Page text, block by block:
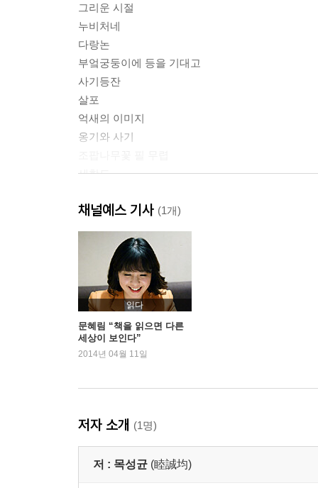
그리운 시절
누비처네
다랑논
부엌궁둥이에 등을 기대고
사기등잔
살포
억새의 이미지
옹기와 사기
세한도
제2부 혼효림
새벽의 거리
선배의 모습
앞자리
액자에 대한 유감
어떤 직무유기
의사 선생님께
약속
둥구나무
채널예스 기사 (1개)
읽다
문혜림 “책을 읽으면 다른
세상이 보인다”
2014년 04월 11일
저자 소개 (1명)
저 : 목성균 (睦誠均)